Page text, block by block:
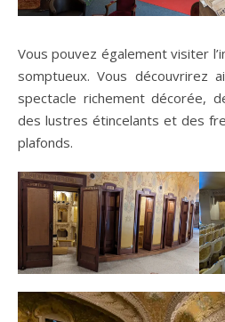
Vous pouvez également visiter
somptueux. Vous découvrirez
spectacle richement décorée,
des lustres étincelants et des
plafonds.